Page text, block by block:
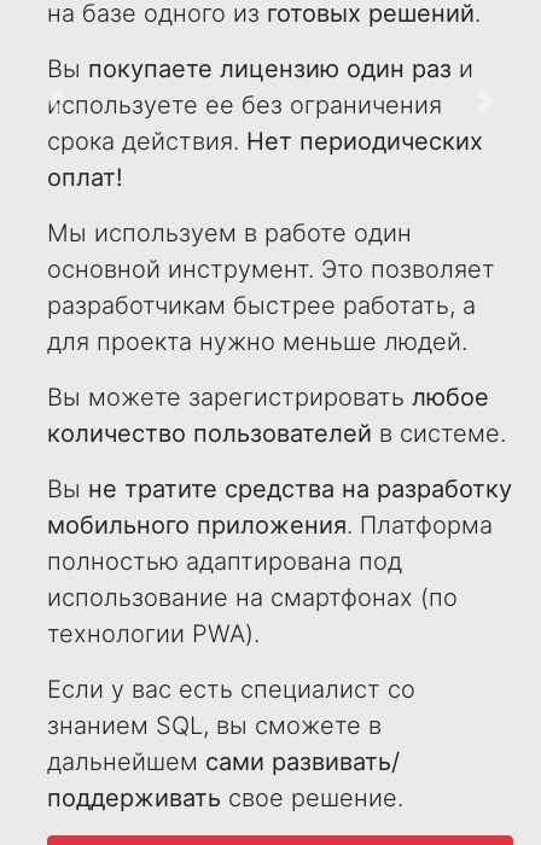
на базе одного из готовых решений.
Вы покупаете лицензию один раз и
используете ее без ограничения
срока действия. Нет периодических
оплат!
Мы используем в работе один
основной инструмент. Это позволяет
разработчикам быстрее работать, а
для проекта нужно меньше людей.
Вы можете зарегистрировать любое
количество пользователей в системе.
Вы не тратите средства на разработку
мобильного приложения. Платформа
полностью адаптирована под
использование на смартфонах (по
технологии PWA).
Если у вас есть специалист со
знанием SQL, вы сможете в
дальнейшем сами развивать/
поддерживать свое решение.
Назад